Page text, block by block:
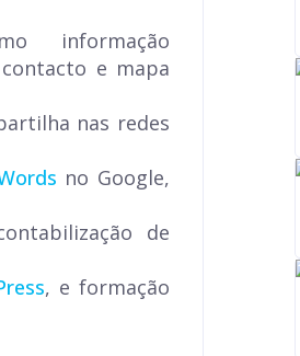
informação
e mapa
nas redes
no Google,
de
, e formação